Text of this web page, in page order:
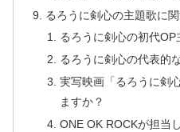
るろうに剣心の主題歌に
るろうに剣心の初代OP
るろうに剣心の代表的
実写映画「るろうに剣
ますか？
ONE OK ROCKが担当